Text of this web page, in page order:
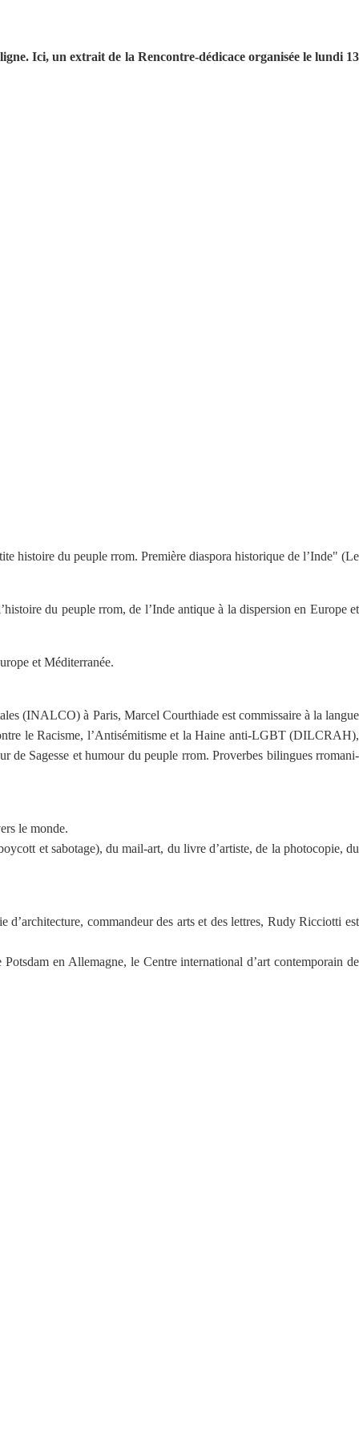
Ici, un extrait de la Rencontre-dédicace organisée le lundi 13
histoire du peuple rrom. Première diaspora historique de l’Inde" (Le
du peuple rrom, de l’Inde antique à la dispersion en Europe et
et Méditerranée.
(INALCO) à Paris, Marcel Courthiade est commissaire à la langue
le Racisme, l’Antisémitisme et la Haine anti-LGBT (DILCRAH),
de Sagesse et humour du peuple rrom. Proverbes bilingues rromani-
le monde.
et sabotage), du mail-art, du livre d’artiste, de la photocopie, du
commandeur des arts et des lettres, Rudy Ricciotti est
en Allemagne, le Centre international d’art contemporain de